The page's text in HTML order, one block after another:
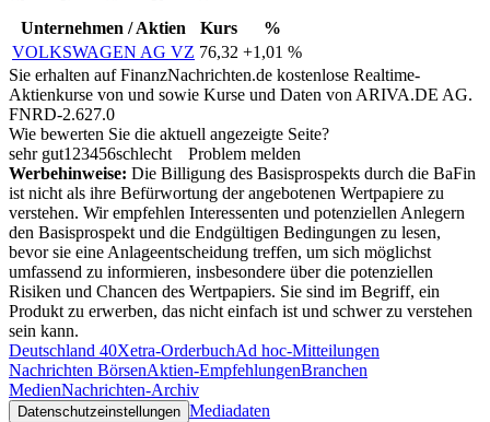
Unternehmen / Aktien Kurs
%
VOLKSWAGEN AG VZ 76,32 +1,01 %
Sie erhalten auf FinanzNachrichten.de kostenlose Realtime-
Aktienkurse von und sowie Kurse und Daten von ARIVA.DE AG.
FNRD-2.627.0
Wie bewerten Sie die aktuell angezeigte Seite?
sehr gut1 23456schlecht
Problem melden
Werbehinweise: Die Billigung des Basisprospekts durch die BaFin
ist nicht als ihre Befürwortung der angebotenen Wertpapiere zu
verstehen. Wir empfehlen Interessenten und potenziellen Anlegern
den Basisprospekt und die Endgültigen Bedingungen zu lesen,
bevor sie eine Anlageentscheidung treffen, um sich möglichst
umfassend zu informieren, insbesondere über die potenziellen
Risiken und Chancen des Wertpapiers. Sie sind im Begriff, ein
Produkt zu erwerben, das nicht einfach ist und schwer zu verstehen
sein kann.
Deutschland 40Xetra-OrderbuchAd hoc-Mitteilungen
Nachrichten BörsenAktien-EmpfehlungenBranchen
MedienNachrichten-Archiv
Datenschutzeinstellungen Mediadaten